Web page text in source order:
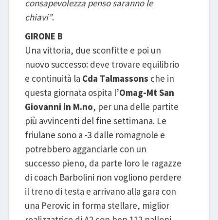
consapevolezza penso saranno le
chiavi”.
GIRONE B
Una vittoria, due sconfitte e poi un
nuovo successo: deve trovare equilibrio
e continuità la Cda Talmassons che in
questa giornata ospita l’Omag-Mt San
Giovanni in M.no, per una delle partite
più avvincenti del fine settimana. Le
friulane sono a -3 dalle romagnole e
potrebbero agganciarle con un
successo pieno, da parte loro le ragazze
di coach Barbolini non vogliono perdere
il treno di testa e arrivano alla gara con
una Perovic in forma stellare, miglior